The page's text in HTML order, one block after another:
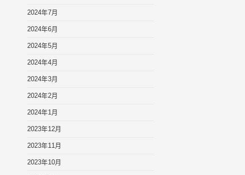
2024年7月
2024年6月
2024年5月
2024年4月
2024年3月
2024年2月
2024年1月
2023年12月
2023年11月
2023年10月